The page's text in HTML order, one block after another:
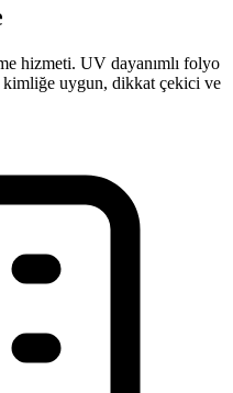
hizmeti. UV dayanımlı folyo
kimliğe uygun, dikkat çekici ve